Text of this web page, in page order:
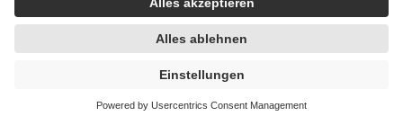
Einige Bilder und Inhalte wurden unter Zuhilfenahme künstlicher